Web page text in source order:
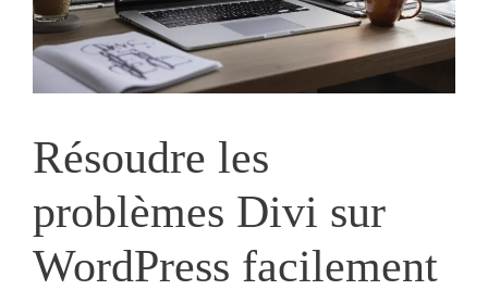
Résoudre les
problèmes Divi sur
WordPress facilement